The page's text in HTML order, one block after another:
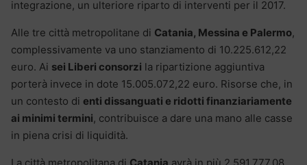
integrazione, un ulteriore riparto di interventi per il 2017.
Alle tre città metropolitane di Catania, Messina e Palermo,
complessivamente va uno stanziamento di 10.225.612,22
euro. Ai sei Liberi consorzi la ripartizione aggiuntiva
porterà invece in dote 15.005.072,22 euro. Risorse che, in
un contesto di enti dissanguati e ridotti finanziariamente
ai minimi termini, contribuisce a dare una mano alle casse
in piena crisi di liquidità.